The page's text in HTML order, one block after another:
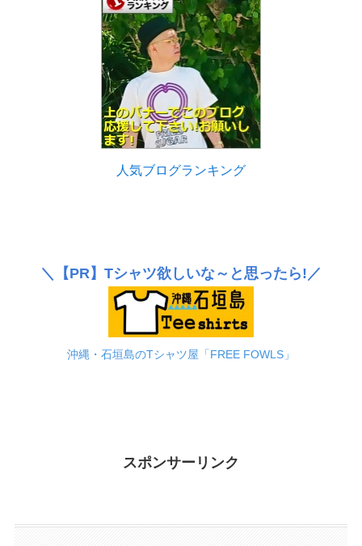
人気ブログランキング
＼ 【PR】 Tシャツ欲しいな～と思ったら!／
沖縄・石垣島のTシャツ屋「FREE FOWLS」
スポンサーリンク